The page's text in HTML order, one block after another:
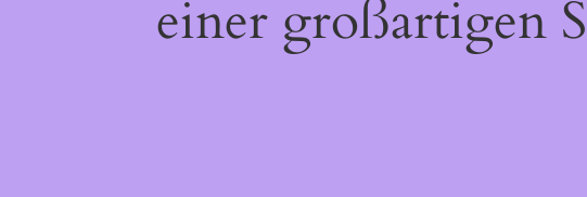
einer großartigen